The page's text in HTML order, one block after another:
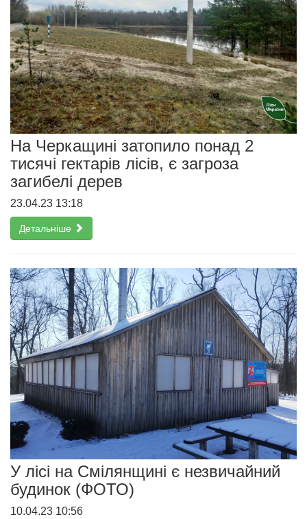
На Черкащині затопило понад 2
тисячі гектарів лісів, є загроза
загибелі дерев
23.04.23 13:18
Детальніше
У лісі на Смілянщині є незвичайний
будинок (ФОТО)
10.04.23 10:56